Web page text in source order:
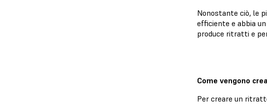
Nonostante ciò, le
efficiente e abbia
produce ritratti e
Come vengono
Per creare un